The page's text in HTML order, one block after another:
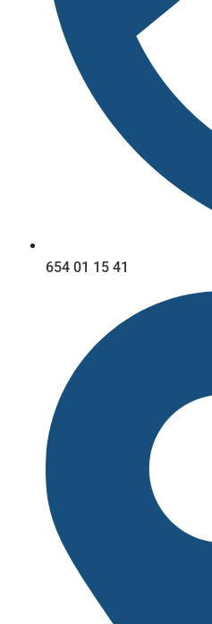
654 01 15 41